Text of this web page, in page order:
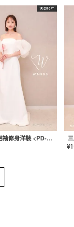
客製尺寸
雙向柔軟泡泡袖修身洋裝 <PD-WDOR-2112>
¥